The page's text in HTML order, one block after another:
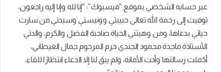
عبر حسابه الشخصي بموقع “فيسبوك”: “إنا لله وإنا إليه راجعون،
توفيت إلى رحمة الله تعالى حبيبتي وونيستي وسيدتي من سارت
حياتي بدعاها، ومن وهبتني الحياة صاحبة الفضل والكرم، والدتي
الأستاذة ماجدة محمود الجندي حرم المرحوم جمال الغيطاني،
أكملت رسالتها وأدت الأمانة، ولم يبق لنا إلا الدعاء انتظارًا للقاء،